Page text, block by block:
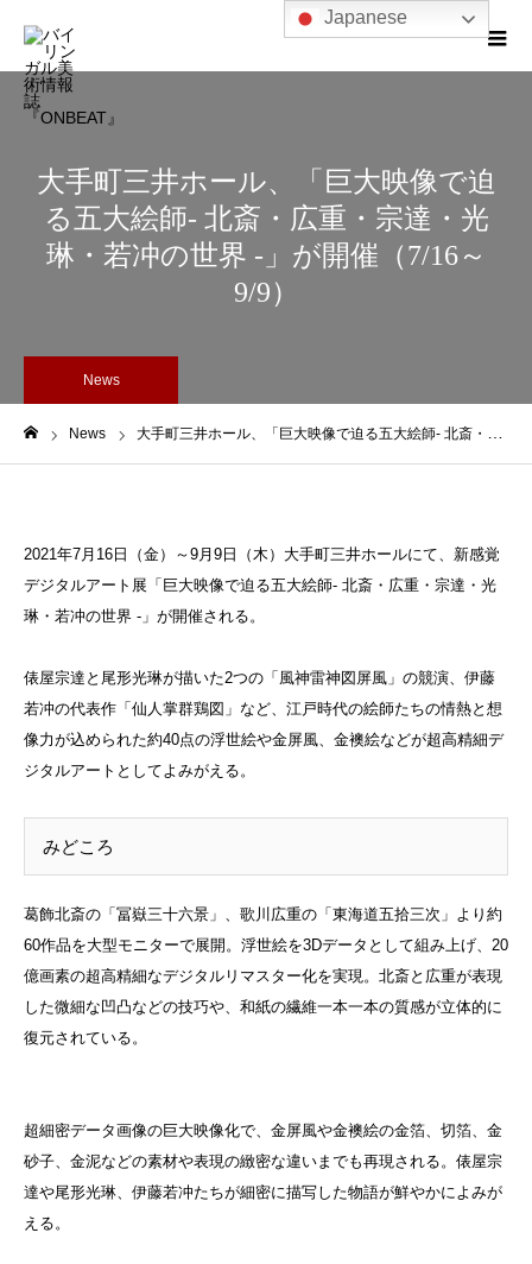
大手町三井ホール、「巨大映像で迫
る五大絵師- 北斎・広重・宗達・光
琳・若冲の世界 -」が開催（7/16～
9/9）
News
News 大手町三井ホール、「巨大映像で迫る五大絵師- 北斎・広重・宗達・光琳・若冲の世界 -」が開催（7/16～9/9）
2021年7月16日（金）～9月9日（木）大手町三井ホールにて、新感覚
デジタルアート展「巨大映像で迫る五大絵師- 北斎・広重・宗達・光
琳・若冲の世界 -」が開催される。
俵屋宗達と尾形光琳が描いた2つの「風神雷神図屏風」の競演、伊藤
若冲の代表作「仙人掌群鶏図」など、江戸時代の絵師たちの情熱と想
像力が込められた約40点の浮世絵や金屏風、金襖絵などが超高精細デ
ジタルアートとしてよみがえる。
みどころ
葛飾北斎の「冨嶽三十六景」、歌川広重の「東海道五拾三次」より約
60作品を大型モニターで展開。浮世絵を3Dデータとして組み上げ、20
億画素の超高精細なデジタルリマスター化を実現。北斎と広重が表現
した微細な凹凸などの技巧や、和紙の繊維一本一本の質感が立体的に
復元されている。
超細密データ画像の巨大映像化で、金屏風や金襖絵の金箔、切箔、金
砂子、金泥などの素材や表現の緻密な違いまでも再現される。俵屋宗
達や尾形光琳、伊藤若冲たちが細密に描写した物語が鮮やかによみが
える。
Japanese